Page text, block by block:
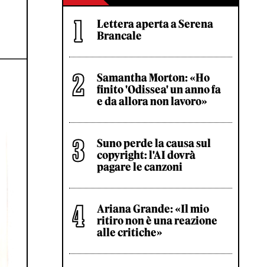
Lettera aperta a Serena
Brancale
Samantha Morton: «Ho
finito 'Odissea' un anno fa
e da allora non lavoro»
Suno perde la causa sul
copyright: l'AI dovrà
pagare le canzoni
Ariana Grande: «Il mio
ritiro non è una reazione
alle critiche»